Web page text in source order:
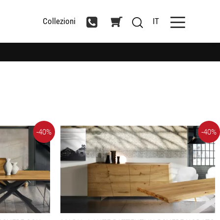
Collezioni IT
-40% -40%